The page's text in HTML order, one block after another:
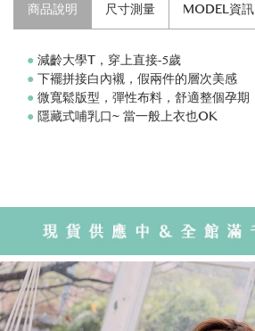
商品說明 尺寸測量 MODEL資訊
● 減齡大學T，穿上直接-5歲
● 下襬拼接白內襯，假兩件的層次美感
● 微寬鬆版型，彈性布料，舒適整個孕期
● 隱藏式哺乳口~ 當一般上衣也OK